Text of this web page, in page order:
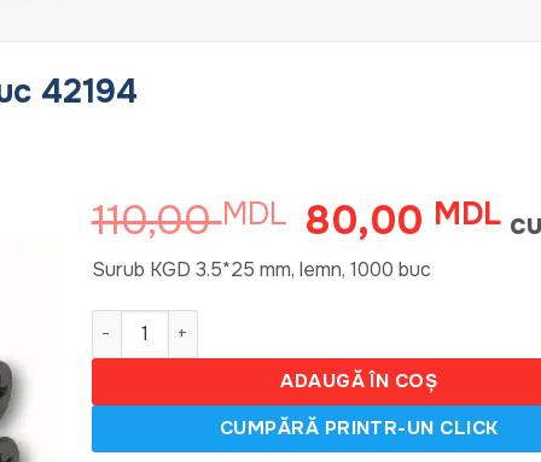
42194
110,00MDL Prețul
inițial
a
80,00 MDL
Surub KGD 3.5*25 mm, lemn, 1000 buc
Cantitate Surub 3.5*25 mm, lemn, 1000 buc 42194
ADAUGĂ ÎN COȘ